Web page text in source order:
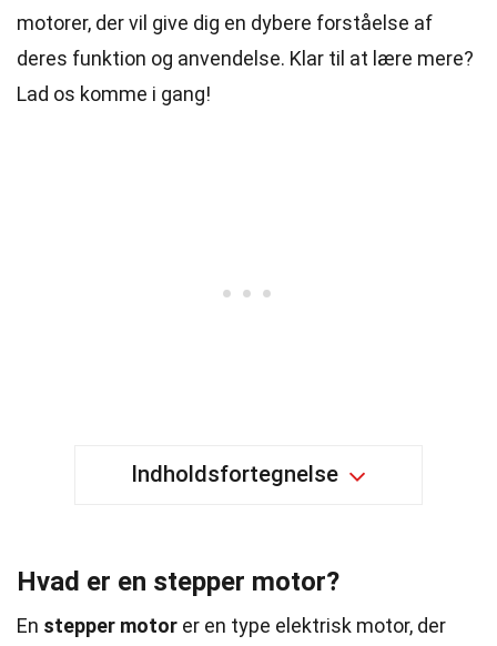
motorer, der vil give dig en dybere forståelse af
deres funktion og anvendelse. Klar til at lære mere?
Lad os komme i gang!
Indholdsfortegnelse
Hvad er en stepper motor?
En stepper motor er en type elektrisk motor, der